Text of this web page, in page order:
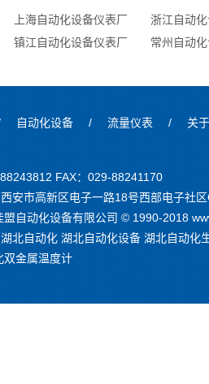
上海自动化设备仪表厂
浙江自动
镇江自动化设备仪表厂 常州自动
自动化设备 / 流量仪表 / 关
FAX：029-88241170
安市高新区电子一路18号西部电子社
盟自动化设备有限公司 © 1990-2018
湖北自动化 湖北自动化设备 湖北自动化
双金属温度计